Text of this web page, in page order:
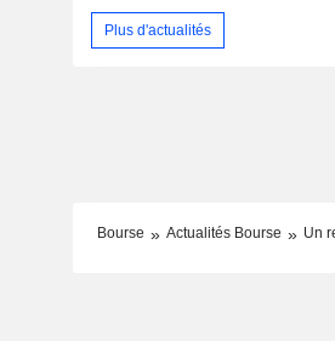
Plus d'actualités
Bourse Actualités Bourse Un